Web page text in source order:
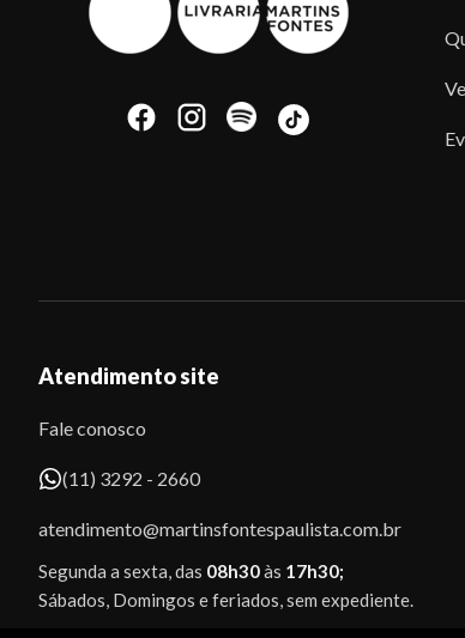
Atendimento site
Fale conosco
(11) 3292 - 2660
atendimento@martinsfontespaulista.com.br
Segunda a sexta, das 08h30às 17h30;
Sábados, Domingos e feriados, sem expediente.